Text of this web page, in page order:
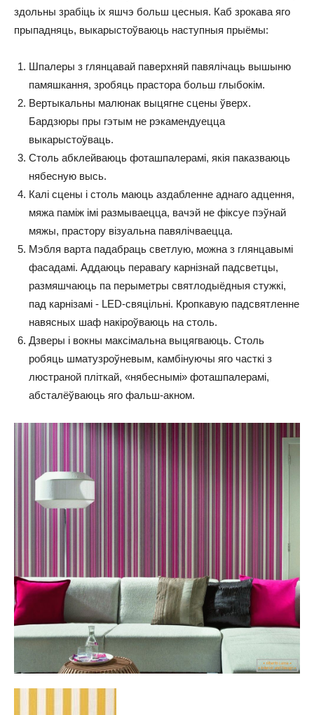
здольны зрабіць іх яшчэ больш цесныя. Каб зрокава яго
прыпадняць, выкарыстоўваюць наступныя прыёмы:
Шпалеры з глянцавай паверхняй павялічаць вышыню
памяшкання, зробяць прастора больш глыбокім.
Вертыкальны малюнак выцягне сцены ўверх.
Бардзюры пры гэтым не рэкамендуецца
выкарыстоўваць.
Столь абклейваюць фоташпалерамі, якія паказваюць
нябесную высь.
Калі сцены і столь маюць аздабленне аднаго адцення,
мяжа паміж імі размываецца, вачэй не фіксуе пэўнай
мяжы, прастору візуальна павялічваецца.
Мэбля варта падабраць светлую, можна з глянцавымі
фасадамі. Аддаюць перавагу карнізнай падсветцы,
размяшчаюць па перыметры святлодыёдныя стужкі,
пад карнізамі - LED-свяцільні. Кропкавую падсвятленне
навясных шаф накіроўваюць на столь.
Дзверы і вокны максімальна выцягваюць. Столь
робяць шматузроўневым, камбінуючы яго часткі з
люстраной пліткай, «нябеснымі» фоташпалерамі,
абсталёўваюць яго фальш-акном.